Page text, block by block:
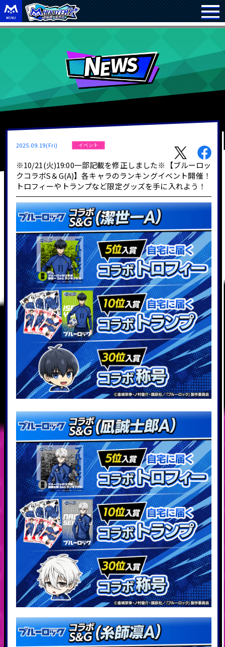
2025.09.19(Fri) イベント
※10/21(火)19:00一部記載を修正しました※【ブルーロッ
クコラボS＆G(A)】各キャラのランキングイベント開催！
トロフィーやトランプなど限定グッズを手に入れよう！